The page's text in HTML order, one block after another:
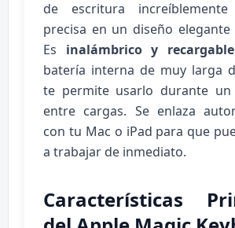
de escritura
precisa en un diseño elegante
Es inalámbrico y recargable
batería interna de muy larga
te permite usarlo durante
entre cargas. Se enlaza
con tu Mac o iPad para que
a trabajar de inmediato.
Características